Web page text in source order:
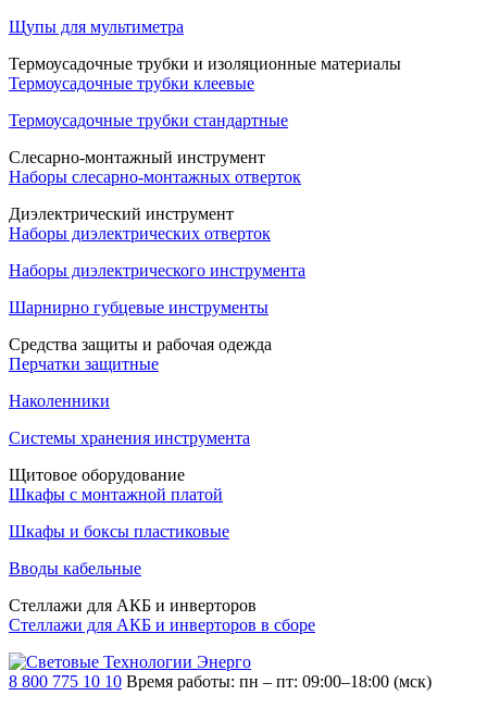
Щупы для мультиметра
Термоусадочные трубки и изоляционные материалы
Термоусадочные трубки клеевые
Термоусадочные трубки стандартные
Слесарно-монтажный инструмент
Наборы слесарно-монтажных отверток
Диэлектрический инструмент
Наборы диэлектрических отверток
Наборы диэлектрического инструмента
Шарнирно губцевые инструменты
Средства защиты и рабочая одежда
Перчатки защитные
Наколенники
Системы хранения инструмента
Щитовое оборудование
Шкафы с монтажной платой
Шкафы и боксы пластиковые
Вводы кабельные
Стеллажи для АКБ и инверторов
Стеллажи для АКБ и инверторов в сборе
8 800 775 10 10 Время работы: пн – пт: 09:00–18:00 (мск)